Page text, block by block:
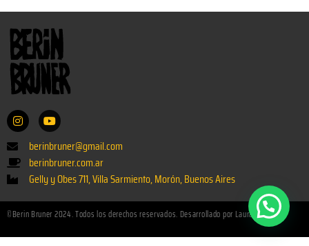
berinbruner@gmail.com
berinbruner.com.ar
Gelly y Obes 711, Villa Sarmiento, Morón, Buenos Aires
©Berin Bruner 2024. Todos los derechos reservados. Desarrollado por Laura Paladino.